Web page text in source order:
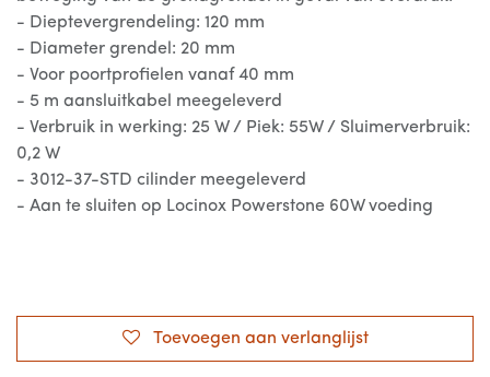
- Dieptevergrendeling: 120 mm
- Diameter grendel: 20 mm
- Voor poortprofielen vanaf 40 mm
- 5 m aansluitkabel meegeleverd
- Verbruik in werking: 25 W / Piek: 55W / Sluimerverbruik:
0,2 W
- 3012-37-STD cilinder meegeleverd
- Aan te sluiten op Locinox Powerstone 60W voeding
Toevoegen aan verlanglijst